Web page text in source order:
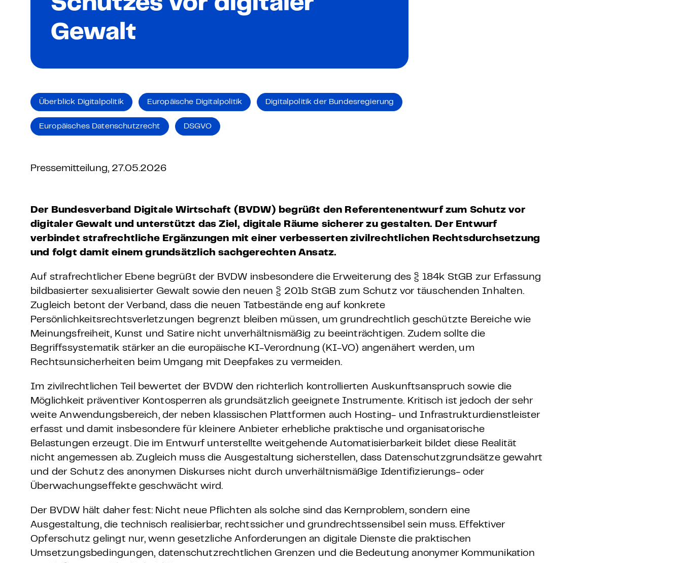
Weitere
Product Design Bootcamp
Product Management Bootcamp
Schutzes vor digitaler
Gewalt
Überblick Digitalpolitik Europäische Digitalpolitik Digitalpolitik der Bundesregierung
Europäisches Datenschutzrecht DSGVO
Pressemitteilung, 27.05.2026
Der Bundesverband Digitale Wirtschaft (BVDW) begrüßt den Referentenentwurf zum Schutz vor
digitaler Gewalt und unterstützt das Ziel, digitale Räume sicherer zu gestalten. Der Entwurf
verbindet strafrechtliche Ergänzungen mit einer verbesserten zivilrechtlichen Rechtsdurchsetzung
und folgt damit einem grundsätzlich sachgerechten Ansatz.
Auf strafrechtlicher Ebene begrüßt der BVDW insbesondere die Erweiterung des § 184k StGB zur Erfassung
bildbasierter sexualisierter Gewalt sowie den neuen § 201b StGB zum Schutz vor täuschenden Inhalten.
Zugleich betont der Verband, dass die neuen Tatbestände eng auf konkrete
Persönlichkeitsrechtsverletzungen begrenzt bleiben müssen, um grundrechtlich geschützte Bereiche wie
Meinungsfreiheit, Kunst und Satire nicht unverhältnismäßig zu beeinträchtigen. Zudem sollte die
Begriffssystematik stärker an die europäische KI-Verordnung (KI-VO) angenähert werden, um
Rechtsunsicherheiten beim Umgang mit Deepfakes zu vermeiden.
Im zivilrechtlichen Teil bewertet der BVDW den richterlich kontrollierten Auskunftsanspruch sowie die
Möglichkeit präventiver Kontosperren als grundsätzlich geeignete Instrumente. Kritisch ist jedoch der sehr
weite Anwendungsbereich, der neben klassischen Plattformen auch Hosting- und Infrastrukturdienstleister
erfasst und damit insbesondere für kleinere Anbieter erhebliche praktische und organisatorische
Belastungen erzeugt. Die im Entwurf unterstellte weitgehende Automatisierbarkeit bildet diese Realität
nicht angemessen ab. Zugleich muss die Ausgestaltung sicherstellen, dass Datenschutzgrundsätze gewahrt
und der Schutz des anonymen Diskurses nicht durch unverhältnismäßige Identifizierungs- oder
Überwachungseffekte geschwächt wird.
Der BVDW hält daher fest: Nicht neue Pflichten als solche sind das Kernproblem, sondern eine
Ausgestaltung, die technisch realisierbar, rechtssicher und grundrechtssensibel sein muss. Effektiver
Opferschutz gelingt nur, wenn gesetzliche Anforderungen an digitale Dienste die praktischen
Umsetzungsbedingungen, datenschutzrechtlichen Grenzen und die Bedeutung anonymer Kommunikation